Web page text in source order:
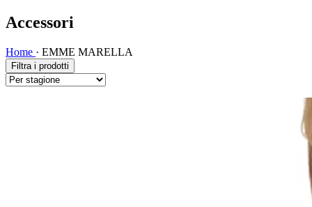
Accessori
Home · EMME MARELLA
Filtra i prodotti